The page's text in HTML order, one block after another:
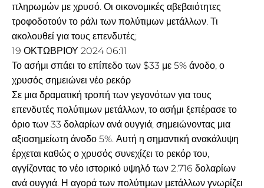
πληρωμών με χρυσό. Οι οικονομικές αβεβαιότητες
τροφοδοτούν το ράλι των πολύτιμων μετάλλων. Τι
ακολουθεί για τους επενδυτές;
19 ΟΚΤΩΒΡΙΟΥ 2024 06:11
Το ασήμι σπάει το επίπεδο των $33 με 5% άνοδο, ο
χρυσός σημειώνει νέο ρεκόρ
Σε μια δραματική τροπή των γεγονότων για τους
επενδυτές πολύτιμων μετάλλων, το ασήμι ξεπέρασε το
όριο των 33 δολαρίων ανά ουγγιά, σημειώνοντας μια
αξιοσημείωτη άνοδο 5%. Αυτή η σημαντική ανακάλυψη
έρχεται καθώς ο χρυσός συνεχίζει το ρεκόρ του,
αγγίζοντας το νέο ιστορικό υψηλό των 2.716 δολαρίων
ανά ουγγιά. Η αγορά των πολύτιμων μετάλλων γνωρίζει